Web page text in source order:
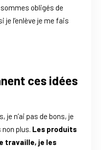
obligés de
l’enlève je me fais
ces idées
je n’ai pas de bons, je
plus. Les produits
travaille, je les